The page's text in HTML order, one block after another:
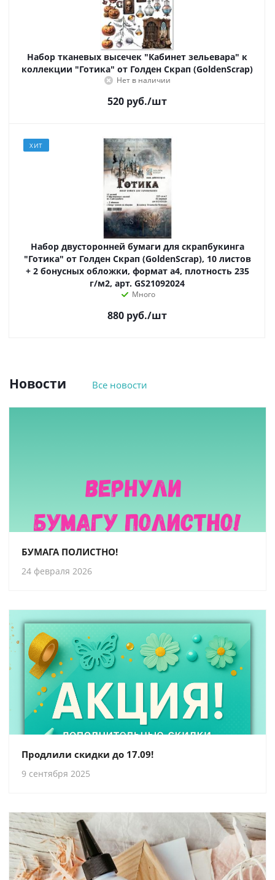
Набор тканевых высечек "Кабинет зельевара" к
коллекции "Готика" от Голден Скрап (GoldenScrap)
Нет в наличии
520 руб./шт
ХИТ
Набор двусторонней бумаги для скрапбукинга
"Готика" от Голден Скрап (GoldenScrap), 10 листов
+ 2 бонусных обложки, формат а4, плотность 235
г/м2, арт. GS21092024
Много
880 руб./шт
Новости Все новости
БУМАГА ПОЛИСТНО!
24 февраля 2026
Продлили скидки до 17.09!
9 сентября 2025